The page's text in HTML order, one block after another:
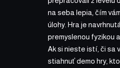
na seba lepia, čím
úlohy. Hra je
premyslenou fyzikou
Ak si nieste istí, či sa
stiahnuť demo hry,